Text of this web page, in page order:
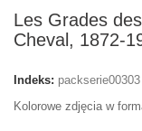
Les Grades
Cheval, 1872-
Indeks: packserie00303
Kolorowe zdjęcia w